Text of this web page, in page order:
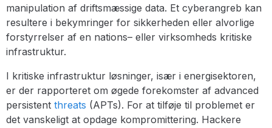
manipulation af driftsmæssige data. Et cyberangreb kan
resultere i bekymringer for sikkerheden eller alvorlige
forstyrrelser af en nations– eller virksomheds kritiske
infrastruktur.
I kritiske infrastruktur løsninger, især i energisektoren,
er der rapporteret om øgede forekomster af advanced
persistent threats (APTs). For at tilføje til problemet er
det vanskeligt at opdage kompromittering. Hackere